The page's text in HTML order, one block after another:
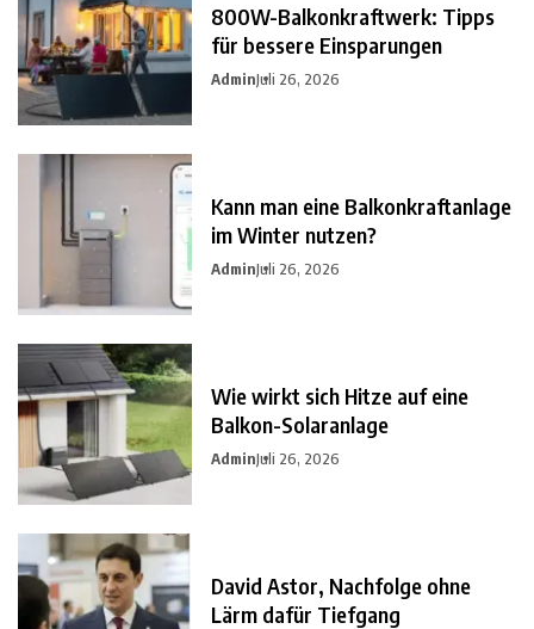
800W-Balkonkraftwerk: Tipps
für bessere Einsparungen
AdminJuli 26, 2026
Kann man eine Balkonkraftanlage
im Winter nutzen?
AdminJuli 26, 2026
Wie wirkt sich Hitze auf eine
Balkon-Solaranlage
AdminJuli 26, 2026
David Astor, Nachfolge ohne
Lärm dafür Tiefgang